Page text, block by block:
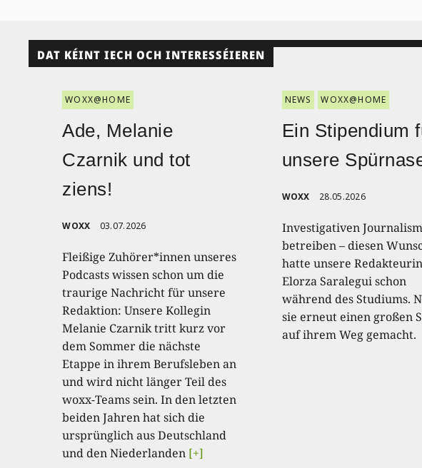
DAT KÉINT IECH OCH INTERESSÉIEREN
WOXX@HOME
Ade, Melanie
Czarnik und tot
ziens!
WOXX 03.07.2026
Fleißige Zuhörer*innen unseres
Podcasts wissen schon um die
traurige Nachricht für unsere
Redaktion: Unsere Kollegin
Melanie Czarnik tritt kurz vor
dem Sommer die nächste
Etappe in ihrem Berufsleben an
und wird nicht länger Teil des
woxx-Teams sein. In den letzten
beiden Jahren hat sich die
ursprünglich aus Deutschland
und den Niederlanden [+]
NEWS WOXX@HOME
Ein Stipendium
unsere
WOXX 28.05.2026
Investigativen
betreiben – diesen
hatte unsere
Elorza Saralegui schon
während des Studiums.
sie erneut einen großen
auf ihrem Weg gemacht.